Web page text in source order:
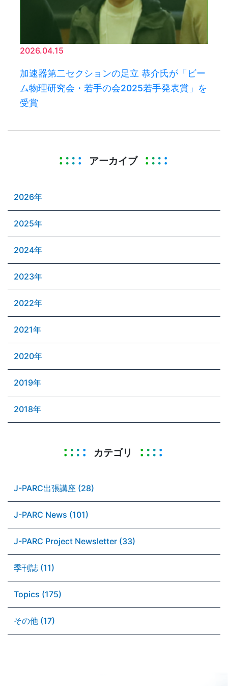
2026.04.15
加速器第二セクションの足立 恭介氏が「ビー
ム物理研究会・若手の会2025若手発表賞」を
受賞
アーカイブ
2026年
2025年
2024年
2023年
2022年
2021年
2020年
2019年
2018年
カテゴリ
J-PARC出張講座 (28)
J-PARC News (101)
J-PARC Project Newsletter (33)
季刊誌 (11)
Topics (175)
その他 (17)